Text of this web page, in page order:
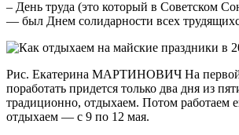
– День труда (это который в Советском
— был Днем солидарности всех
Рис. Екатерина МАРТИНОВИЧ На первой
поработать придется только два дня из
традиционно, отдыхаем. Потом работаем
отдыхаем — с 9 по 12 мая.